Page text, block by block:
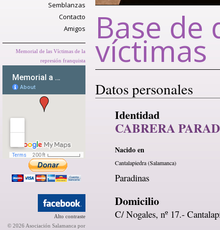
Semblanzas
Contacto
Amigos
Memorial de las Víctimas de la
represión franquista
Alto contraste
© 2026 Asociación Salamanca por
Base de
víctimas
Datos personales
Identidad
CABRERA
Nacido en
Cantalapiedra (Salamanca)
Paradinas
Domicilio
C/ Nogales, nº 17.-